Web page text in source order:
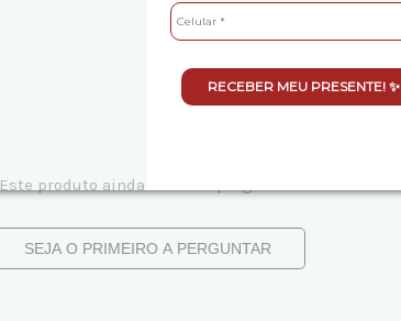
RECEBER MEU PRESENTE! ✨
Este produto ainda não tem perguntas
SEJA O PRIMEIRO A PERGUNTAR